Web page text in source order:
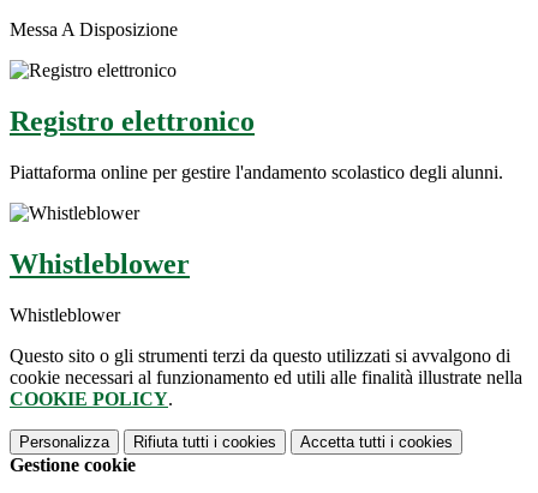
Messa A Disposizione
Registro elettronico
Piattaforma online per gestire l'andamento scolastico degli alunni.
Whistleblower
Whistleblower
Questo sito o gli strumenti terzi da questo utilizzati si avvalgono di
cookie necessari al funzionamento ed utili alle finalità illustrate nella
COOKIE POLICY.
Personalizza Rifiuta tutti i cookies Accetta tutti i cookies
Gestione cookie